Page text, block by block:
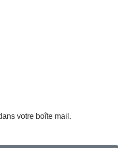
votre boîte mail.